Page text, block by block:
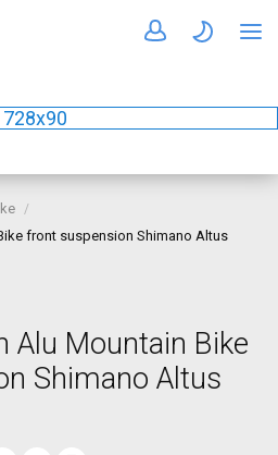
728x90
front suspension Shimano Altus
Alu Mountain Bike
Shimano Altus